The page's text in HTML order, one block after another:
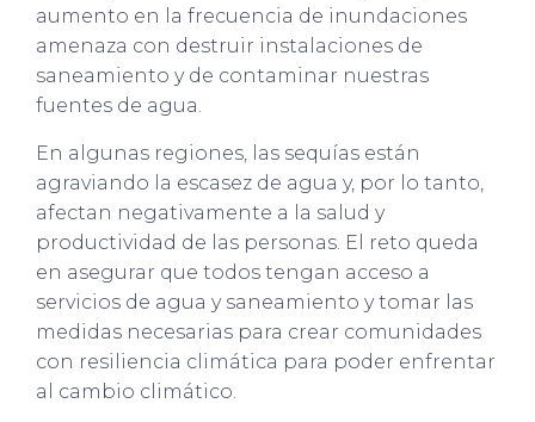
aumento en la frecuencia de inundaciones
amenaza con destruir instalaciones de
saneamiento y de contaminar nuestras
fuentes de agua.
En algunas regiones, las sequías están
agraviando la escasez de agua y, por lo tanto,
afectan negativamente a la salud y
productividad de las personas. El reto queda
en asegurar que todos tengan acceso a
servicios de agua y saneamiento y tomar las
medidas necesarias para crear comunidades
con resiliencia climática para poder enfrentar
al cambio climático.